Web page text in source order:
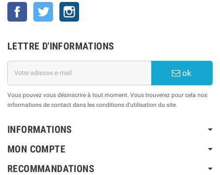
Facebook Twitter
LETTRE D'INFORMATIONS
ok
Vous pouvez vous désinscrire à tout moment. Vous trouverez pour cela nos
informations de contact dans les conditions d'utilisation du site.
INFORMATIONS
MON COMPTE
RECOMMANDATIONS